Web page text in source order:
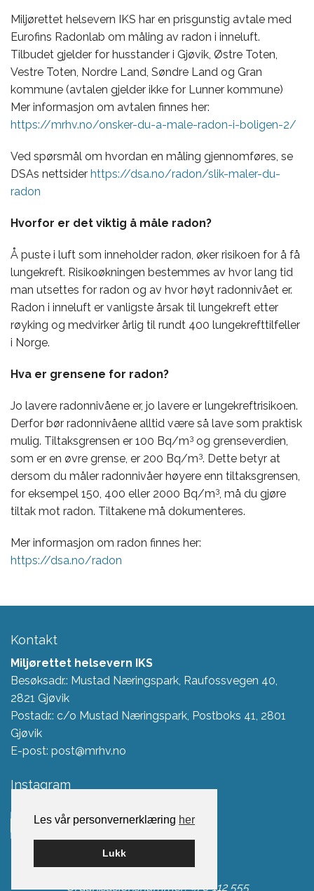
Les vår personvernerklæring her
Lukk
Miljørettet helsevern IKS har en prisgunstig avtale med
Eurofins Radonlab om måling av radon i inneluft.
Tilbudet gjelder for husstander i Gjøvik, Østre Toten,
Vestre Toten, Nordre Land, Søndre Land og Gran
kommune (avtalen gjelder ikke for Lunner kommune)
Mer informasjon om avtalen finnes her:
https://mrhv.no/onsker-du-a-male-radon-i-boligen-2/
Ved spørsmål om hvordan en måling gjennomføres, se
DSAs nettsider https://dsa.no/radon/slik-maler-du-
radon
Hvorfor er det viktig å måle radon?
Å puste i luft som inneholder radon, øker risikoen for å få
lungekreft. Risikoøkningen bestemmes av hvor lang tid
man utsettes for radon og av hvor høyt radonnivået er.
Radon i inneluft er vanligste årsak til lungekreft etter
røyking og medvirker årlig til rundt 400 lungekrefttilfeller
i Norge.
Hva er grensene for radon?
Jo lavere radonnivåene er, jo lavere er lungekreftrisikoen.
Derfor bør radonnivåene alltid være så lave som praktisk
mulig. Tiltaksgrensen er 100 Bq/m3 og grenseverdien,
som er en øvre grense, er 200 Bq/m3. Dette betyr at
dersom du måler radonnivåer høyere enn tiltaksgrensen,
for eksempel 150, 400 eller 2000 Bq/m3, må du gjøre
tiltak mot radon. Tiltakene må dokumenteres.
Mer informasjon om radon finnes her:
https://dsa.no/radon
Kontakt
Miljørettet helsevern IKS
Besøksadr.: Mustad Næringspark, Raufossvegen 40,
2821 Gjøvik
Postadr.: c/o Mustad Næringspark, Postboks 41, 2801
Gjøvik
E-post: post@mrhv.no
Instagram
Organisasjonsnummer: 976 112 555